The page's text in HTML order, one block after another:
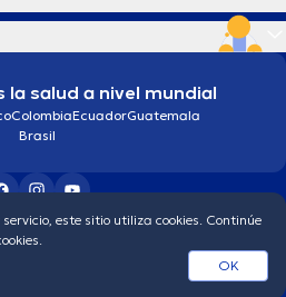
la salud a nivel mundial
ColombiaEcuadorGuatemala
Brasil
de protección de los datos personales
este sitio utiliza cookies. Continúe
OK